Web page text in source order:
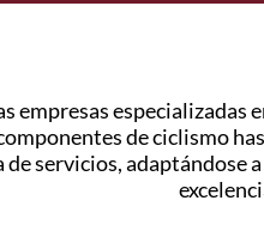
empresas
de ciclismo
servicios,